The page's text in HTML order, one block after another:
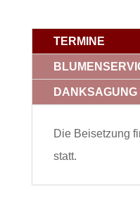
TERMINE
DANKSAGUNG
Die Beisetzung
statt.